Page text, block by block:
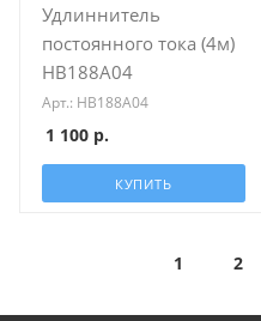
Удлиннитель
постоянного тока (4м)
HB188A04
Арт.: HB188A04
1 100 р.
КУПИТЬ
1 2